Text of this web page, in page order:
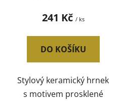
241 Kč / ks
DO KOŠÍKU
Stylový keramický hrnek
s motivem prosklené